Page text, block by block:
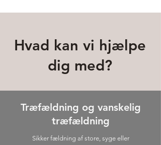
Hvad kan vi hjælpe
dig med?
Træfældning og vanskelig
træfældning
Sikker fældning af store, syge eller